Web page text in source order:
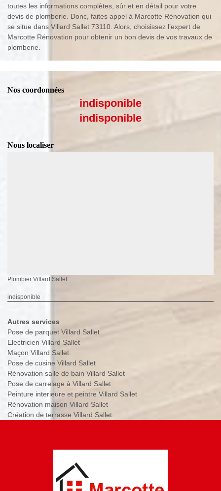
toutes les informations complètes, sûr et en détail pour votre
devis de plomberie. Donc, faites appel à Marcotte Rénovation qui
se situe dans Villard Sallet 73110. Alors, choisissez l’expert de
Marcotte Rénovation pour obtenir un bon devis de vos travaux de
plomberie.
Nos coordonnées
indisponible
indisponible
Nous localiser
Plombier Villard Sallet
indisponible
Autres services
Pose de parquet Villard Sallet
Electricien Villard Sallet
Maçon Villard Sallet
Pose de cusine Villard Sallet
Rénovation salle de bain Villard Sallet
Pose de carrelage à Villard Sallet
Peinture interieure et peintre Villard Sallet
Rénovation maison Villard Sallet
Création de terrasse Villard Sallet